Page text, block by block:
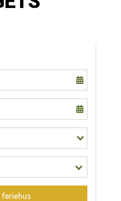
feriehus